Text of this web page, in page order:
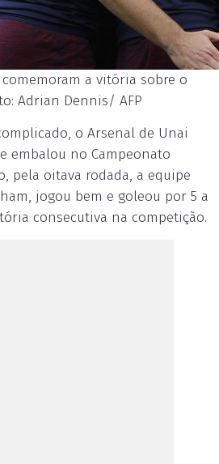
a vitória sobre o
Adrian Dennis/ AFP
o Arsenal de Unai
embalou no Campeonato
pela oitava rodada, a equipe
jogou bem e goleou por 5 a
consecutiva na competição.